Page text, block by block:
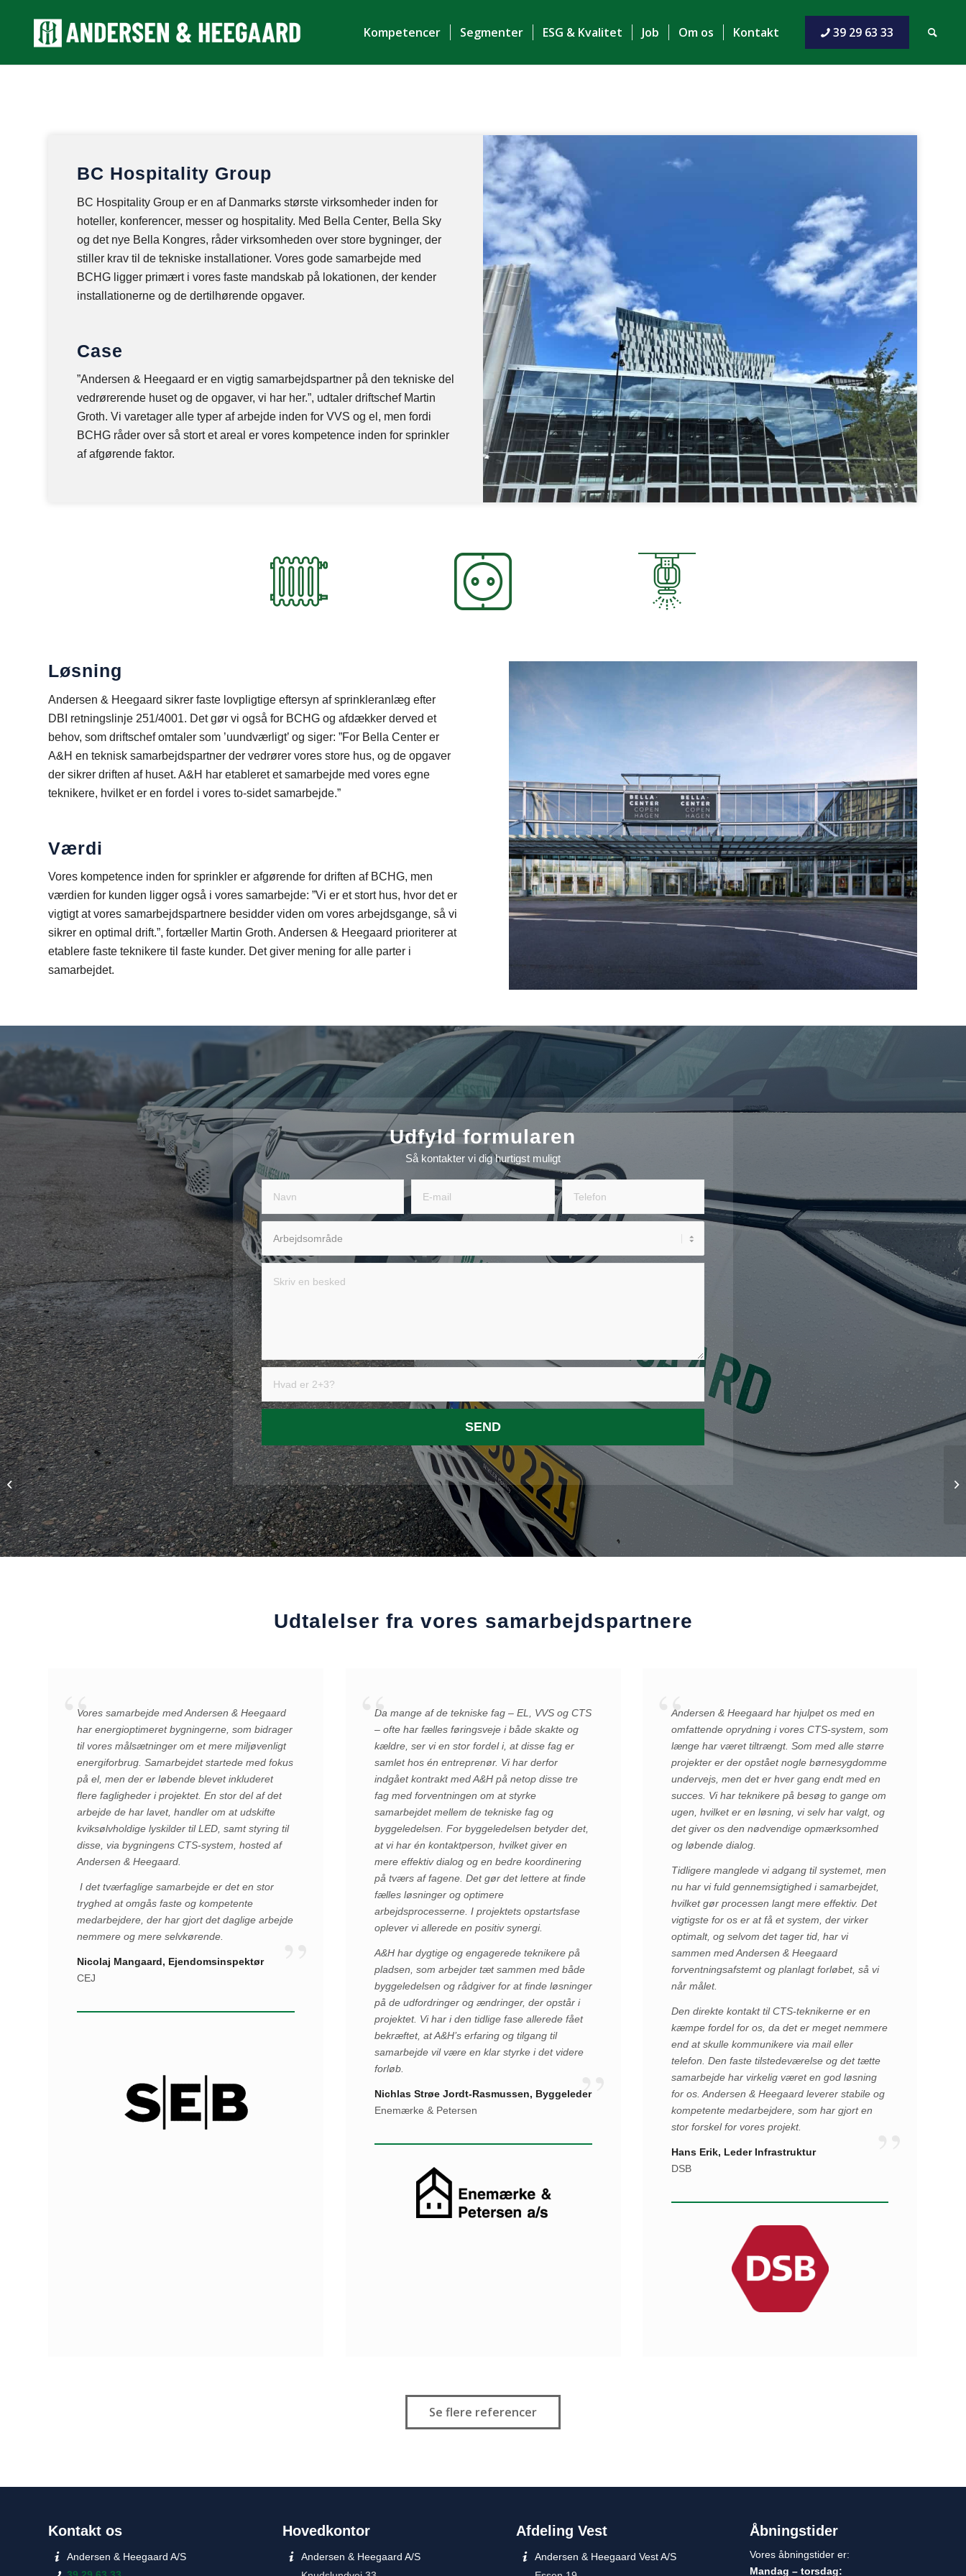
Kompetencer Segmenter ESG & Kvalitet Job Om os Kontakt 39 29 63 33
BC Hospitality Group
BC Hospitality Group er en af Danmarks største virksomheder inden for
hoteller, konferencer, messer og hospitality. Med Bella Center, Bella Sky
og det nye Bella Kongres, råder virksomheden over store bygninger, der
stiller krav til de tekniske installationer. Vores gode samarbejde med
BCHG ligger primært i vores faste mandskab på lokationen, der kender
installationerne og de dertilhørende opgaver.
Case
”Andersen & Heegaard er en vigtig samarbejdspartner på den tekniske del
vedrørerende huset og de opgaver, vi har her.”, udtaler driftschef Martin
Groth. Vi varetager alle typer af arbejde inden for VVS og el, men fordi
BCHG råder over så stort et areal er vores kompetence inden for sprinkler
af afgørende faktor.
Løsning
Andersen & Heegaard sikrer faste lovpligtige eftersyn af sprinkleranlæg efter
DBI retningslinje 251/4001. Det gør vi også for BCHG og afdækker derved et
behov, som driftschef omtaler som ’uundværligt’ og siger: ”For Bella Center er
A&H en teknisk samarbejdspartner der vedrører vores store hus, og de opgaver
der sikrer driften af huset. A&H har etableret et samarbejde med vores egne
teknikere, hvilket er en fordel i vores to-sidet samarbejde.”
Værdi
Vores kompetence inden for sprinkler er afgørende for driften af BCHG, men
værdien for kunden ligger også i vores samarbejde: ”Vi er et stort hus, hvor det er
vigtigt at vores samarbejdspartnere besidder viden om vores arbejdsgange, så vi
sikrer en optimal drift.”, fortæller Martin Groth. Andersen & Heegaard prioriterer at
etablere faste teknikere til faste kunder. Det giver mening for alle parter i
samarbejdet.
Udfyld formularen
Så kontakter vi dig hurtigst muligt
Udtalelser fra vores samarbejds­partnere
Vores samarbejde med Andersen & Heegaard
har energioptimeret bygningerne, som bidrager
til vores målsætninger om et mere miljøvenligt
energiforbrug. Samarbejdet startede med fokus
på el, men der er løbende blevet inkluderet
flere fagligheder i projektet. En stor del af det
arbejde de har lavet, handler om at udskifte
kviksølvholdige lyskilder til LED, samt styring til
disse, via bygningens CTS-system, hosted af
Andersen & Heegaard.
I det tværfaglige samarbejde er det en stor
tryghed at omgås faste og kompetente
medarbejdere, der har gjort det daglige arbejde
nemmere og mere selvkørende.
Nicolaj Mangaard, Ejendomsinspektør
CEJ
Da mange af de tekniske fag – EL, VVS og CTS
– ofte har fælles føringsveje i både skakte og
kældre, ser vi en stor fordel i, at disse fag er
samlet hos én entreprenør. Vi har derfor
indgået kontrakt med A&H på netop disse tre
fag med forventningen om at styrke
samarbejdet mellem de tekniske fag og
byggeledelsen. For byggeledelsen betyder det,
at vi har én kontaktperson, hvilket giver en
mere effektiv dialog og en bedre koordinering
på tværs af fagene. Det gør det lettere at finde
fælles løsninger og optimere
arbejdsprocesserne. I projektets opstartsfase
oplever vi allerede en positiv synergi.
A&H har dygtige og engagerede teknikere på
pladsen, som arbejder tæt sammen med både
byggeledelsen og rådgiver for at finde løsninger
på de udfordringer og ændringer, der opstår i
projektet. Vi har i den tidlige fase allerede fået
bekræftet, at A&H’s erfaring og tilgang til
samarbejde vil være en klar styrke i det videre
forløb.
Nichlas Strøe Jordt-Rasmussen, Byggeleder
Enemærke & Petersen
Andersen & Heegaard har hjulpet os med en
omfattende oprydning i vores CTS-system, som
længe har været tiltrængt. Som med alle større
projekter er der opstået nogle børnesygdomme
undervejs, men det er hver gang endt med en
succes. Vi har teknikere på besøg to gange om
ugen, hvilket er en løsning, vi selv har valgt, og
det giver os den nødvendige opmærksomhed
og løbende dialog.
Tidligere manglede vi adgang til systemet, men
nu har vi fuld gennemsigtighed i samarbejdet,
hvilket gør processen langt mere effektiv. Det
vigtigste for os er at få et system, der virker
optimalt, og selvom det tager tid, har vi
sammen med Andersen & Heegaard
forventningsafstemt og planlagt forløbet, så vi
når målet.
Den direkte kontakt til CTS-teknikerne er en
kæmpe fordel for os, da det er meget nemmere
end at skulle kommunikere via mail eller
telefon. Den faste tilstedeværelse og det tætte
samarbejde har virkelig været en god løsning
for os. Andersen & Heegaard leverer stabile og
kompetente medarbejdere, som har gjort en
stor forskel for vores projekt.
Hans Erik, Leder Infrastruktur
DSB
Se flere referencer
Kontakt os
Andersen & Heegaard A/S
Hovedkontor
Andersen & Heegaard A/S
Afdeling Vest
Andersen & Heegaard Vest A/S
Åbningstider
Vores åbningstider er:
Mandag – torsdag:
Slotsarkaderne